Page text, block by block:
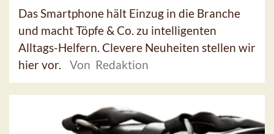
Das Smartphone hält Einzug in die Branche
und macht Töpfe & Co. zu intelligenten
Alltags-Helfern. Clevere Neuheiten stellen wir
hier vor.
Von Redaktion